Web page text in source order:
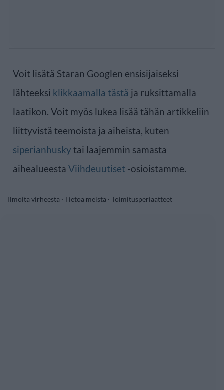
Voit lisätä Staran Googlen ensisijaiseksi
lähteeksi klikkaamalla tästä ja ruksittamalla
laatikon. Voit myös lukea lisää tähän artikkeliin
liittyvistä teemoista ja aiheista, kuten
siperianhusky tai laajemmin samasta
aihealueesta Viihdeuutiset -osioistamme.
Ilmoita virheestä · Tietoa meistä · Toimitusperiaatteet